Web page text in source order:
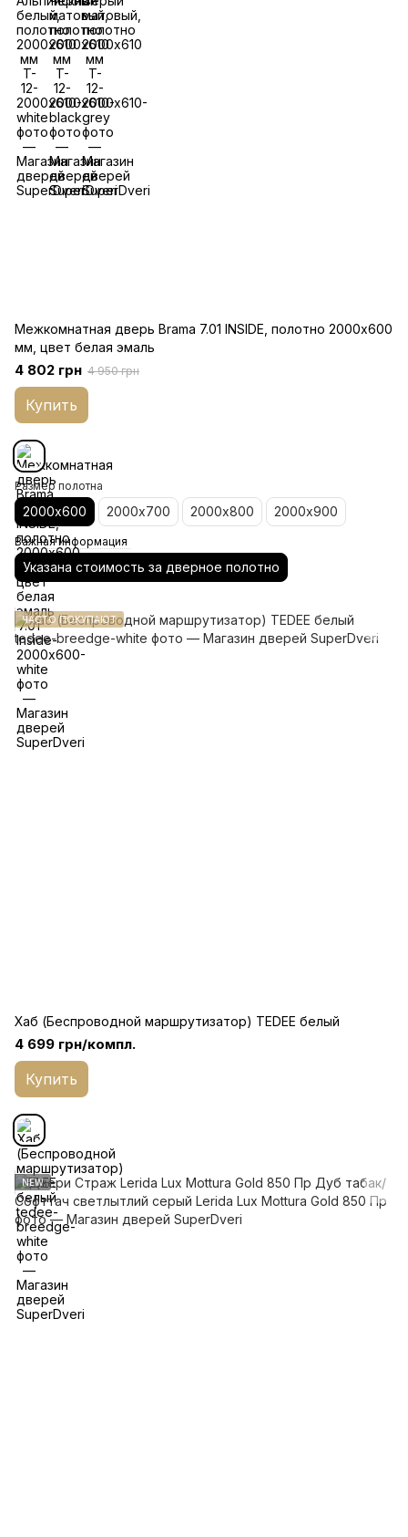
Межкомнатная дверь Brama 7.01 INSIDE, полотно 2000х600
мм, цвет белая эмаль
4 802 грн 4 950 грн
Купить
Размер полотна
2000х600 2000х700 2000х800 2000х900
Важная информация
Указана стоимость за дверное полотно
ЧАСТО ПОКУПАЮТ
Хаб (Беспроводной маршрутизатор) TEDEE белый
4 699 грн/компл.
Купить
NEW